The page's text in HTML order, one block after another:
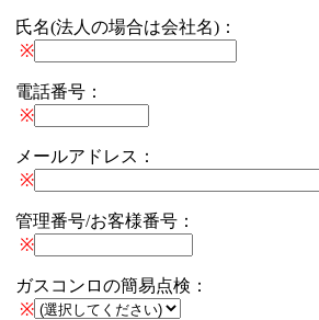
氏名(法人の場合は会社名)：
※
電話番号：
※
メールアドレス：
※
管理番号/お客様番号：
※
ガスコンロの簡易点検：
※